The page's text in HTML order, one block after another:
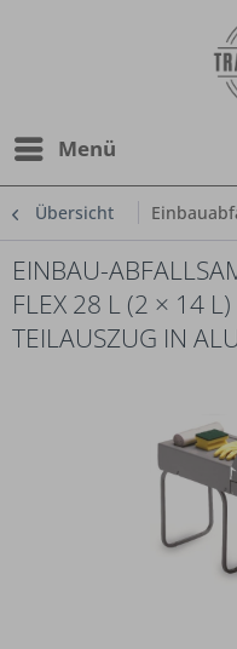
Menü
Übersicht
EINBAU-
FLEX 28 L (2 × 14
TEILAUSZUG IN